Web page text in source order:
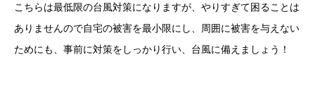
こちらは最低限の台風対策になりますが、やりすぎて困ることは
ありませんので自宅の被害を最小限にし、周囲に被害を与えない
ためにも、事前に対策をしっかり行い、台風に備えましょう！